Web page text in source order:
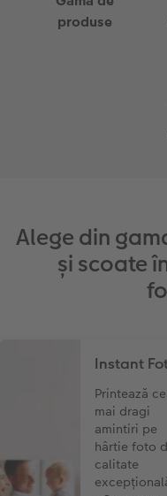
produse
Alege din
și scoate
Instant
Printează
mai dragi
amintiri pe
hârtie foto
calitate